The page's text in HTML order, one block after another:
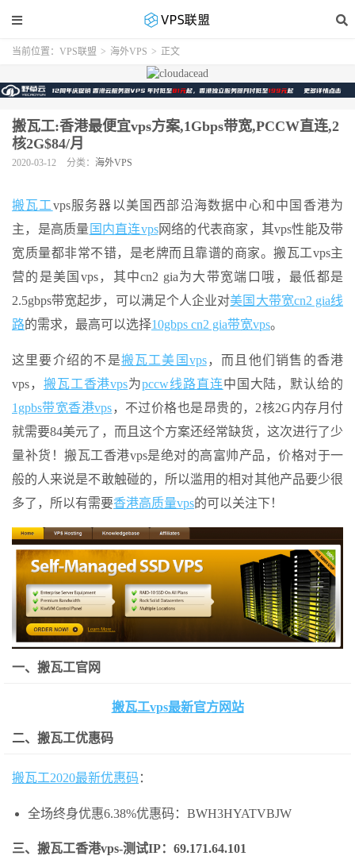
当前位置： VPS联盟 > 海外VPS > 正文
搬瓦工:香港最便宜vps方案,1Gbps带宽,PCCW直连,2
核2G$84/月
2020-03-12 分类： 海外VPS
搬瓦工vps服务器以美国西部沿海数据中心和中国香港为
主，是高质量 国内直连vps网络的代表商家，其vps性能及带
宽质量都非常不错，是老牌而且靠谱的商家。搬瓦工vps主
营的是美国vps，其中cn2 gia为大带宽端口哦，最低都是
2.5gbps带宽起步，可以满足个人企业对美国大带宽cn2 gia线
路的需求，最高可以选择10gbps cn2 gia带宽vps。
这里要介绍的不是搬瓦工美国vps，而且他们销售的香港
vps， 搬瓦工香港vps为pccw线路直连中国大陆，默认给的
1gpbs带宽香港vps，不过价格也是昂贵的，2核2G内存月付
就需要84美元了，而且这个方案还经常缺货，这次进行了少
量补货！搬瓦工香港vps是绝对的高富帅产品，价格对于一
般的人来说是不敢触碰的，所以滥用的相对其他产品要少很
多了，所以有需要香港高质量vps的可以关注下！
一、搬瓦工官网
搬瓦工vps最新官方网站
二、搬瓦工优惠码
搬瓦工2020最新优惠码 ：
全场终身优惠6.38%优惠码：BWH3HYATVBJW
三、搬瓦工香港vps-测试IP：69.171.64.101